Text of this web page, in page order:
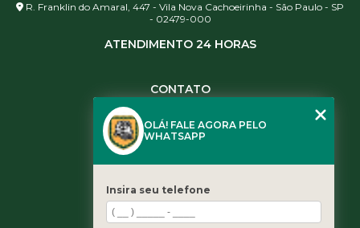
R. Franklin do Amaral, 447 - Vila Nova Cachoeirinha - São Paulo - SP
- 02479-000
ATENDIMENTO 24 HORAS
CONTATO
(11) 3461-5871
contato@leaoservicos.com.br
OLÁ! FALE AGORA PELO
WHATSAPP
Insira seu telefone